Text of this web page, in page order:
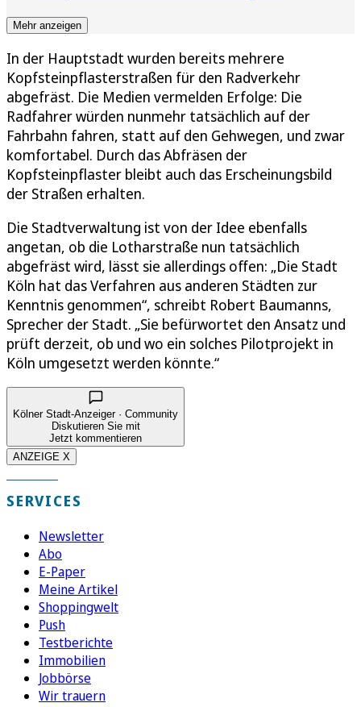
Mehr anzeigen
In der Hauptstadt wurden bereits mehrere
Kopfsteinpflasterstraßen für den Radverkehr
abgefräst. Die Medien vermelden Erfolge: Die
Radfahrer würden nunmehr tatsächlich auf der
Fahrbahn fahren, statt auf den Gehwegen, und zwar
komfortabel. Durch das Abfräsen der
Kopfsteinpflaster bleibt auch das Erscheinungsbild
der Straßen erhalten.
Die Stadtverwaltung ist von der Idee ebenfalls
angetan, ob die Lotharstraße nun tatsächlich
abgefräst wird, lässt sie allerdings offen: „Die Stadt
Köln hat das Verfahren aus anderen Städten zur
Kenntnis genommen“, schreibt Robert Baumanns,
Sprecher der Stadt. „Sie befürwortet den Ansatz und
prüft derzeit, ob und wo ein solches Pilotprojekt in
Köln umgesetzt werden könnte.“
Kölner Stadt-Anzeiger · Community
Diskutieren Sie mit
Jetzt kommentieren
ANZEIGE X
SERVICES
Newsletter
Abo
E-Paper
Meine Artikel
Shoppingwelt
Push
Testberichte
Immobilien
Jobbörse
Wir trauern